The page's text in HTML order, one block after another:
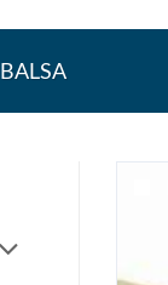
BALSA